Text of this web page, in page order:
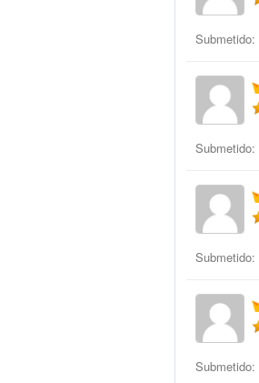
Submetido:
Submetido:
Submetido:
Submetido: